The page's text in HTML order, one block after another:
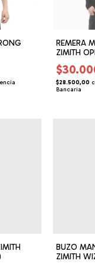
REMERA
ZIMITH
$28.500,00
Bancaria
BUZO
ZIMITH